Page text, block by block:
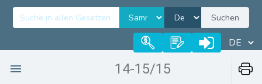
Suchen
14-15/15